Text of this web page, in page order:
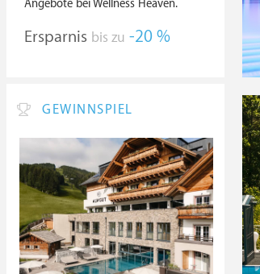
Angebote bei Wellness Heaven.
Ersparnis bis zu -20 %
GEWINNSPIEL